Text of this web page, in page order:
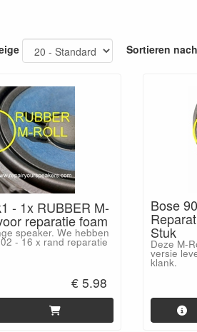
Sortieren nach
- 1x RUBBER M-
reparatie foam
speaker. We hebben
- 16 x rand reparatie
€ 5.98
Bose
Stuk
Deze M-
versie
klank.